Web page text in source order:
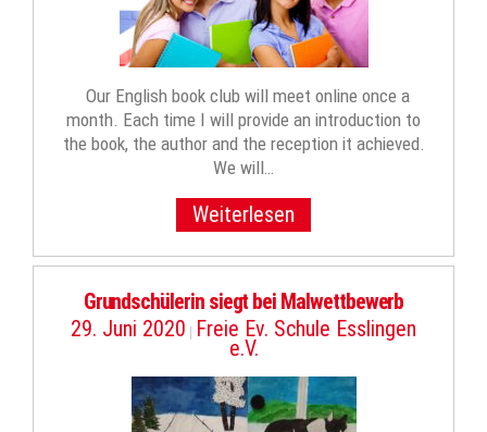
Our English book club will meet online once a
month. Each time I will provide an introduction to
the book, the author and the reception it achieved.
We will…
Weiterlesen
Grundschülerin siegt bei Malwettbewerb
29. Juni 2020 | Freie Ev. Schule Esslingen
e.V.